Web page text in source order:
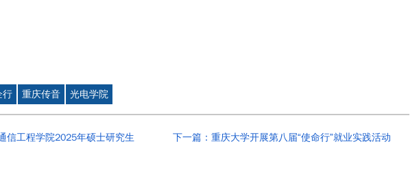
行 重庆传音 光电学院
信工程学院2025年硕士研究生
下一篇：重庆大学开展第八届“使命行”就业实践活动